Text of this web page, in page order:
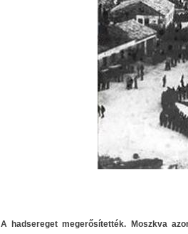
A hadsereget megerősítették. Moszkva